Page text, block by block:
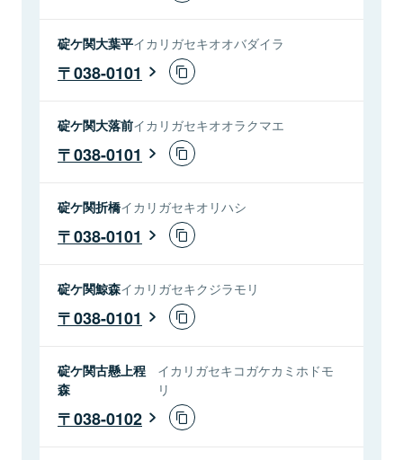
碇ケ関大葉平イカリガセキオオバダイラ
038-0101
碇ケ関大落前イカリガセキオオラクマエ
038-0101
碇ケ関折橋イカリガセキオリハシ
038-0101
碇ケ関鯨森イカリガセキクジラモリ
038-0101
碇ケ関古懸上程
森
イカリガセキコガケカミホドモ
リ
038-0102